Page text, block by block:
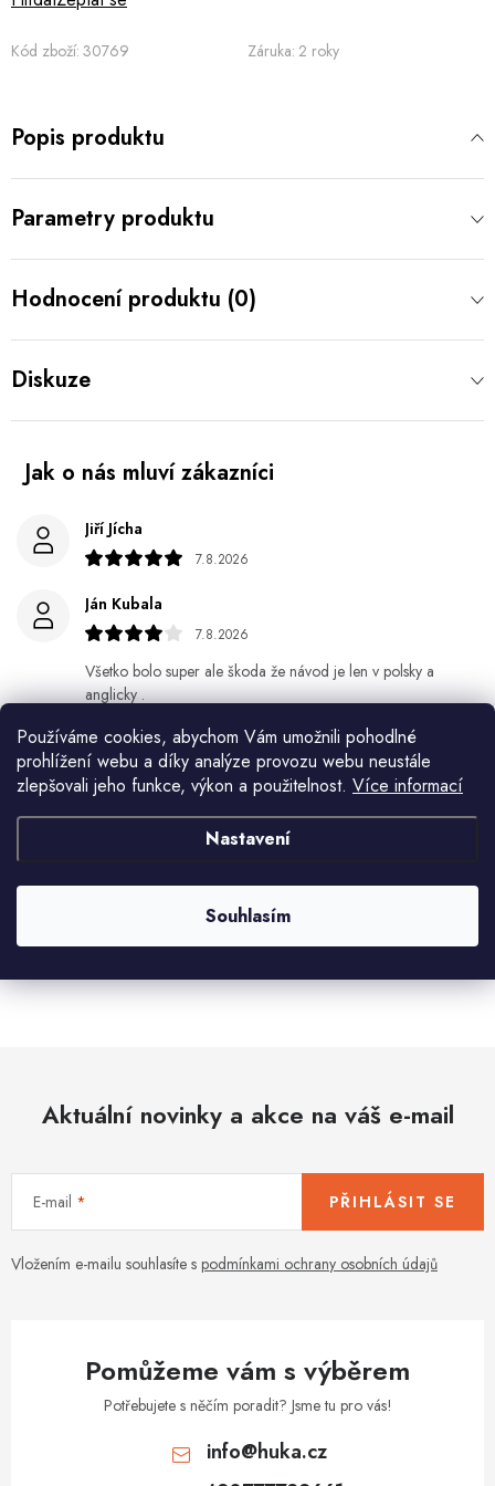
Používáme cookies, abychom Vám umožnili pohodlné
prohlížení webu a díky analýze provozu webu neustále
zlepšovali jeho funkce, výkon a použitelnost. Více informací
Nastavení
Souhlasím
Kód zboží: 30769 Záruka: 2 roky
Popis produktu
Parametry produktu
Hodnocení produktu (0)
Diskuze
Jiří Jícha
7.8.2026
Ján Kubala
7.8.2026
Všetko bolo super ale škoda že návod je len v polsky a
anglicky .
Gabriela Březinová Vágnerová
5.8.2026
Velmi rychlé odeslání. Spokojenost
5.8.2026
Je sice větší ale vypadá dobře
Aktuální novinky a akce na váš e-mail
E-mail
Vložením e-mailu souhlasíte s podmínkami ochrany osobních údajů
PŘIHLÁSIT SE
Pomůžeme vám s výběrem
Potřebujete s něčím poradit? Jsme tu pro vás!
info@huka.cz